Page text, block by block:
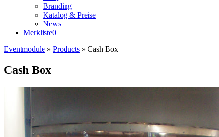
Branding
Katalog & Preise
News
Merkliste0
Eventmodule » Products » Cash Box
Cash Box